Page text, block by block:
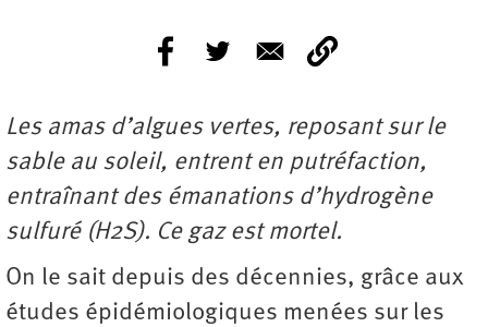
Les amas d’algues vertes, reposant sur le
sable au soleil, entrent en putréfaction,
entraînant des émanations d’hydrogène
sulfuré (H2S). Ce gaz est mortel.
On le sait depuis des décennies, grâce aux
études épidémiologiques menées sur les